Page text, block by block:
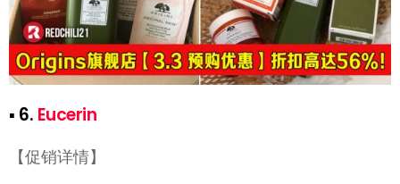
▪ 6. Eucerin
【促销详情】